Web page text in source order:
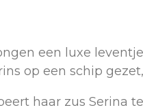
een luxe
op een schip
haar zus Serina